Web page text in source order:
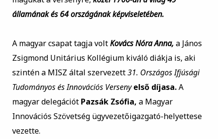
államának és 64 országának képviseletében.
A magyar csapat tagja voltKovács Nóra Anna, a János
Zsigmond Unitárius Kollégium kiváló diákja is, aki
szintén a MISZ által szervezett31. Országos Ifjúsági
Tudományos és Innovációs Verseny első díjasa.A
magyar delegációt Pazsák Zsófia, a Magyar
Innovációs Szövetség ügyvezetőigazgató-helyettese
vezette.